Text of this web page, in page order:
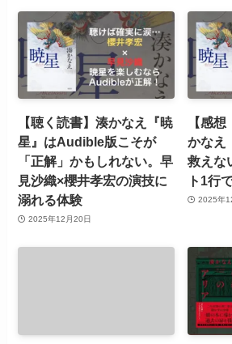
【聴く読書】湊かなえ『暁
星』はAudible版こそが
「正解」かもしれない。早
見沙織×櫻井孝宏の演技に
溺れる体験
2025年12月20日
【感
かなえ
救えな
ト1行
2025年